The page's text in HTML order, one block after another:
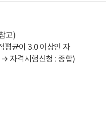
고)
평균이 3.0 이상인 자
자격시험신청 : 종합)